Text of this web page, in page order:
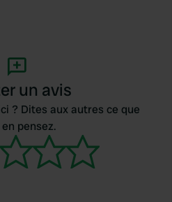
un avis
? Dites aux autres ce que
pensez.